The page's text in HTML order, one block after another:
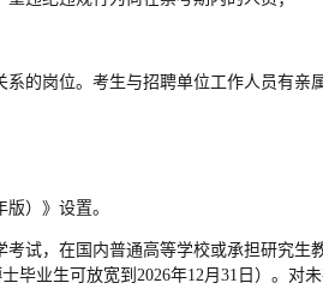
的岗位。考生与招聘单位工作人员有亲
）》设置。
试，在国内普通高等学校或承担研究
业生可放宽到2026年12月31日）。对